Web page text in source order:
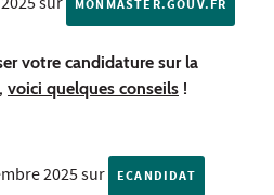
sur MONMASTER.GOUV.FR
votre candidature sur la
voici quelques conseils !
2025 sur ECANDIDAT